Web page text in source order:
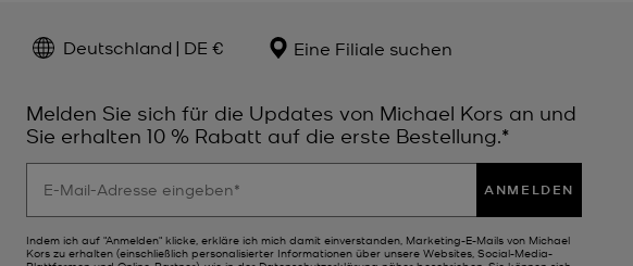
Deutschland | DE € Eine Filiale suchen
Melden Sie sich für die Updates von Michael Kors an und
Sie erhalten 10 % Rabatt auf die erste Bestellung.*
ANMELDEN
Indem ich auf "Anmelden" klicke, erkläre ich mich damit einverstanden, Marketing-E-Mails von Michael
Kors zu erhalten (einschließlich personalisierter Informationen über unsere Websites, Social-Media-